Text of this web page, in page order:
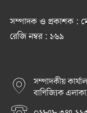
সম্পাদক ও প্রকাশক :
রেজি নম্বর : ১৬৯
সম্পাদকীয়
বাণিজ্যিক এলাকা